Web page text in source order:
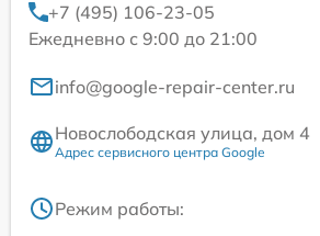
+7 (495) 106-23-05
Ежедневно с 9:00 до 21:00
info@google-repair-center.ru
Новослободская улица, дом 4
Адрес сервисного центра Google
Режим работы: